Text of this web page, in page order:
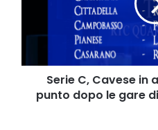
Prosperi.
punto
dopo
gare
Serie C, Cavese in
punto dopo le gare